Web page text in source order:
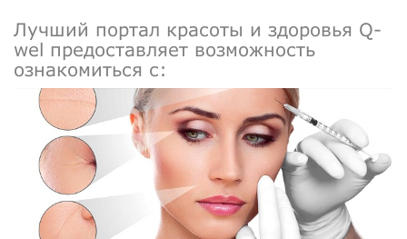
Лучший портал красоты и здоровья Q-
wel предоставляет возможность
ознакомиться с: